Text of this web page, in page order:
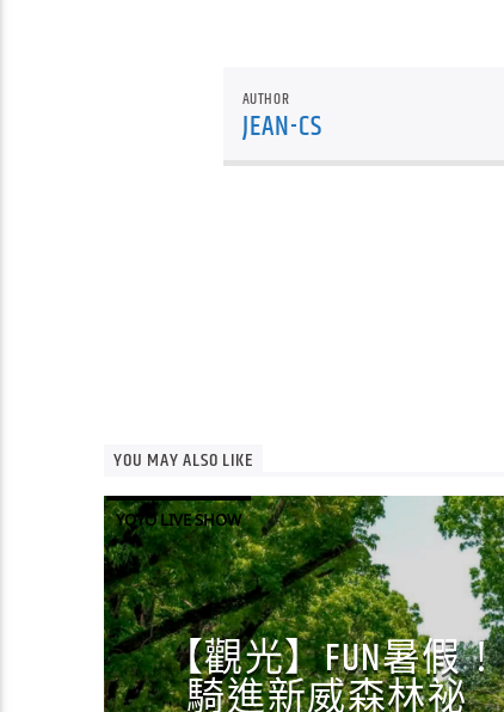
AUTHOR
JEAN-CS
YOU MAY ALSO LIKE
YOYO LIVE SHOW
【觀光】FUN暑假！
騎進新威森林祕